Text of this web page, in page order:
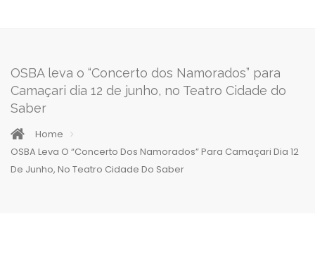
OSBA leva o “Concerto dos Namorados” para
Camaçari dia 12 de junho, no Teatro Cidade do
Saber
Home
OSBA Leva O “Concerto Dos Namorados” Para Camaçari Dia 12
De Junho, No Teatro Cidade Do Saber